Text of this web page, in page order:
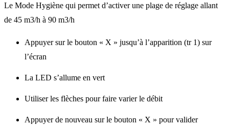
Le Mode Hygiène qui permet d’activer une plage de réglage allant
de 45 m3/h à 90 m3/h
Appuyer sur le bouton « X » jusqu’à l’apparition (tr 1) sur
l’écran
La LED s’allume en vert
Utiliser les flèches pour faire varier le débit
Appuyer de nouveau sur le bouton « X » pour valider